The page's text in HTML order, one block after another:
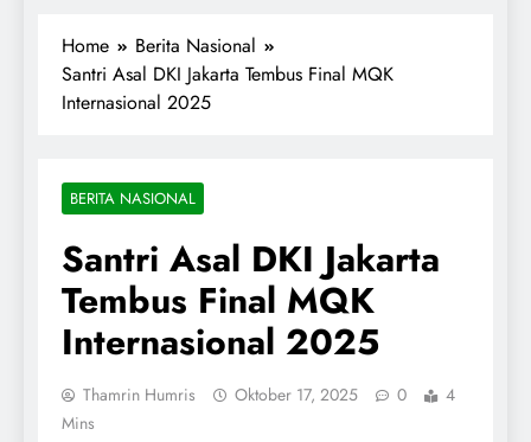
Home
Berita Nasional
Santri Asal DKI Jakarta Tembus Final MQK
Internasional 2025
BERITA NASIONAL
Santri Asal DKI Jakarta
Tembus Final MQK
Internasional 2025
Thamrin Humris Oktober 17, 2025 0
4
Mins